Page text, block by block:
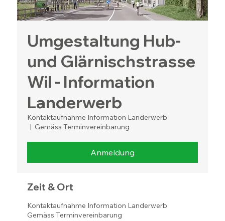
Umgestaltung Hub-
und Glärnischstrasse
Wil - Information
Landerwerb
Kontaktaufnahme Information Landerwerb
  |
Gemäss Terminvereinbarung
Anmeldung
Zeit & Ort
Kontaktaufnahme Information Landerwerb
Gemäss Terminvereinbarung